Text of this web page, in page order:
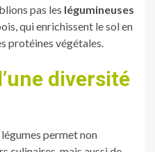
pas les légumineuses
qui enrichissent le sol en
protéines végétales.
diversité
permet non